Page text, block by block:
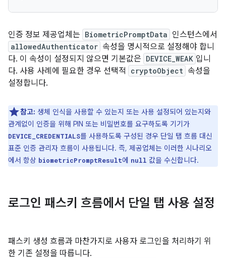
인증 정보 제공업체는 BiometricPromptData 인스턴스에서
allowedAuthenticator 속성을 명시적으로 설정해야 합니
다. 이 속성이 설정되지 않으면 기본값은 DEVICE_WEAK 입니
다. 사용 사례에 필요한 경우 선택적
cryptoObject 속성을
설정합니다.
참고: 생체 인식을 사용할 수 있는지 또는 사용 설정되어 있는지와
관계없이 인증을 위해 PIN 또는 비밀번호를 요구하도록 기기가
DEVICE_CREDENTIALS를 사용하도록 구성된 경우 단일 탭 흐름 대신
표준 인증 관리자 흐름이 사용됩니다. 즉, 제공업체는 이러한 시나리오
에서 항상 biometricPromptResult에 null 값을 수신합니다.
로그인 패스키 흐름에서 단일 탭 사용 설정
패스키 생성 흐름과 마찬가지로 사용자 로그인을 처리하기 위
한 기존 설정을 따릅니다.